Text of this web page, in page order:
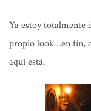
Ya estoy totalmente
propio look…en fín,
aquí está.